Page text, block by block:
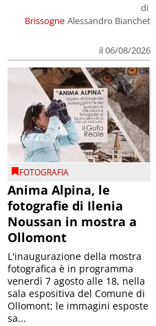
Brissogne
di
Alessandro Bianchet
il 06/08/2026
FOTOGRAFIA
Anima Alpina, le
fotografie di Ilenia
Noussan in mostra a
Ollomont
L'inaugurazione della mostra
fotografica è in programma
venerdì 7 agosto alle 18, nella
sala espositiva del Comune di
Ollomont; le immagini esposte
sa...